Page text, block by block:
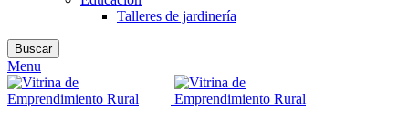
Talleres de jardinería
Buscar
Menu